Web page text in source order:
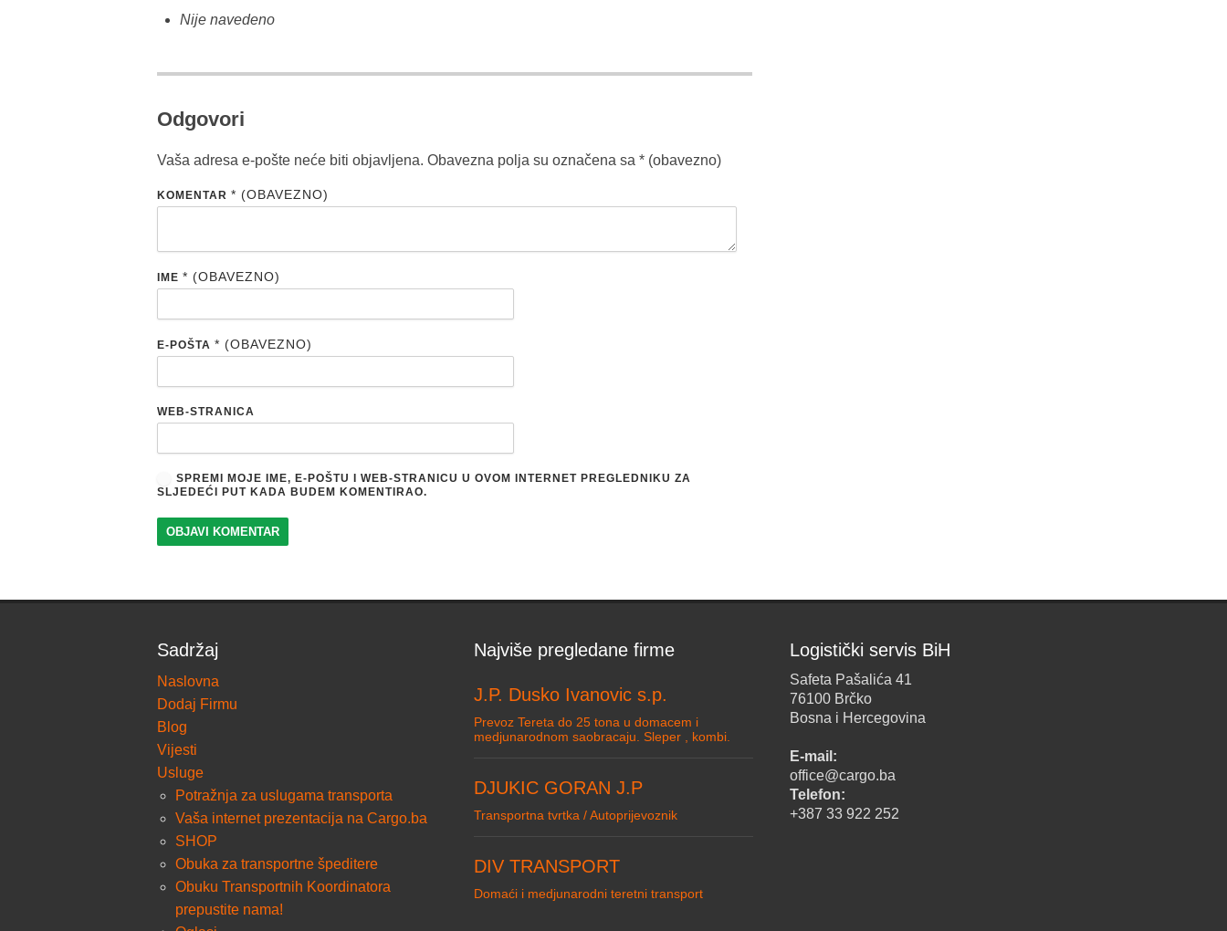
Nije navedeno
Odgovori
Vaša adresa e-pošte neće biti objavljena. Obavezna polja su označena sa * (obavezno)
KOMENTAR * (OBAVEZNO)
IME * (OBAVEZNO)
E-POŠTA * (OBAVEZNO)
WEB-STRANICA
SPREMI MOJE IME, E-POŠTU I WEB-STRANICU U OVOM INTERNET PREGLEDNIKU ZA
SLJEDEĆI PUT KADA BUDEM KOMENTIRAO.
Sadržaj
Naslovna
Dodaj Firmu
Blog
Vijesti
Usluge
Potražnja za uslugama transporta
Vaša internet prezentacija na Cargo.ba
SHOP
Obuka za transportne špeditere
Obuku Transportnih Koordinatora
prepustite nama!
Najviše pregledane firme
J.P. Dusko Ivanovic s.p.
Prevoz Tereta do 25 tona u domacem i
medjunarodnom saobracaju. Sleper , kombi.
DJUKIC GORAN J.P
Transportna tvrtka / Autoprijevoznik
DIV TRANSPORT
Domaći i medjunarodni teretni transport
Logistički servis BiH
Safeta Pašalića 41
76100 Brčko
Bosna i Hercegovina
E-mail:
office@cargo.ba
Telefon:
+387 33 922 252